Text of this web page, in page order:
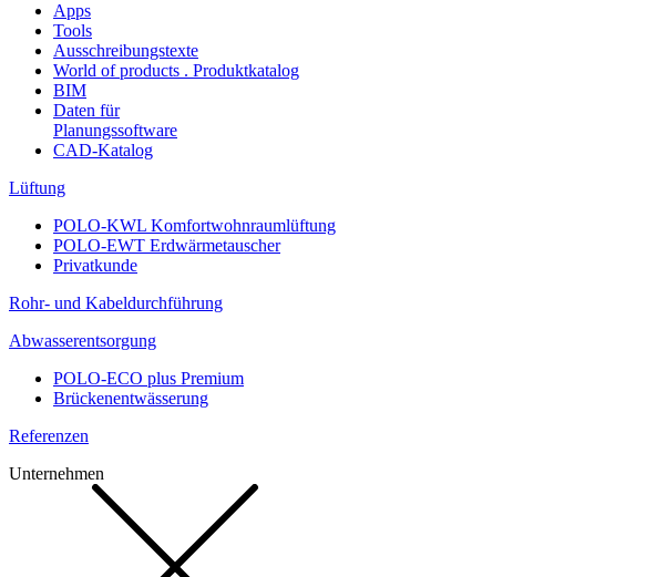
Apps
Tools
Ausschreibungstexte
World of products . Produktkatalog
BIM
Daten für
Planungssoftware
CAD-Katalog
Lüftung
POLO-KWL Komfortwohnraumlüftung
POLO-EWT Erdwärmetauscher
Privatkunde
Rohr- und Kabeldurchführung
Abwasserentsorgung
POLO-ECO plus Premium
Brückenentwässerung
Referenzen
Unternehmen